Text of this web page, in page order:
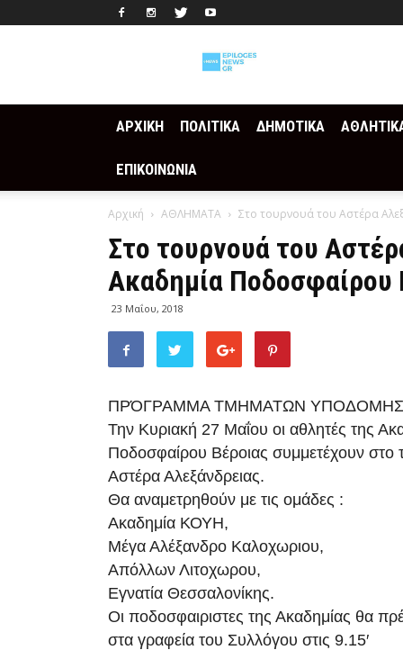
ΑΡΧΙΚΗ ΠΟΛΙΤΙΚΑ ΔΗΜΟΤΙΚΑ
ΕΠΙΚΟΙΝΩΝΙΑ
Αρχική ΑΘΛΗΜΑΤΑ Στο τουρνουά του Αστέρα
Στο τουρνουά του
Ακαδημία Ποδοσφαίρου
23 Μαΐου, 2018
ΠΡΌΓΡΑΜΜΑ ΤΜΗΜΑΤΩΝ
Την Κυριακή 27 Μαΐου οι αθλητές της
Ποδοσφαίρου Βέροιας συμμετέχουν στο
Αστέρα Αλεξάνδρειας.
Θα αναμετρηθούν με τις ομάδες :
Ακαδημία ΚΟΥΗ,
Μέγα Αλέξανδρο Καλοχωριου,
Απόλλων Λιτοχωρου,
Εγνατία Θεσσαλονίκης.
Οι ποδοσφαιριστες της Ακαδημίας θα
στα γραφεία του Συλλόγου στις 9.15′